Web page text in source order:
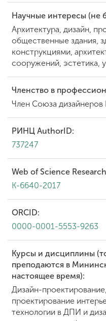
Научные интересы (не
Архитектура, дизайн,
общественные здания,
конструкциями,
сооружений, эстетика,
Членство в
Член Союза дизайнеров
РИНЦ AuthorID:
737247
Web of Science
K-6640-2017
ORCID:
0000-0001-5553-9263
Курсы и дисциплины
преподаются в
настоящее время):
Дизайн-
проектирование
технологии в ДПИ и